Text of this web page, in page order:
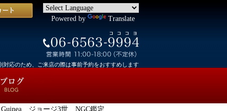
Powered by Translate
対応のため、ご来店の際は事前予約をおすすめします
ジョージ3世 NGC鑑定